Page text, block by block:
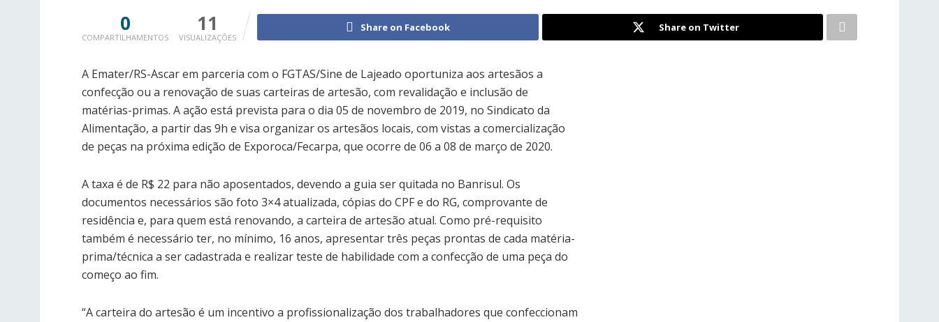
0
COMPARTILHAMENTOS
11
VISUALIZAÇÕES
Share on Facebook Share on Twitter
A Emater/RS-Ascar em parceria com o FGTAS/Sine de Lajeado oportuniza aos artesãos a
confecção ou a renovação de suas carteiras de artesão, com revalidação e inclusão de
matérias-primas. A ação está prevista para o dia 05 de novembro de 2019, no Sindicato da
Alimentação, a partir das 9h e visa organizar os artesãos locais, com vistas a comercialização
de peças na próxima edição de Exporoca/Fecarpa, que ocorre de 06 a 08 de março de 2020.
A taxa é de R$ 22 para não aposentados, devendo a guia ser quitada no Banrisul. Os
documentos necessários são foto 3×4 atualizada, cópias do CPF e do RG, comprovante de
residência e, para quem está renovando, a carteira de artesão atual. Como pré-requisito
também é necessário ter, no mínimo, 16 anos, apresentar três peças prontas de cada matéria-
prima/técnica a ser cadastrada e realizar teste de habilidade com a confecção de uma peça do
começo ao fim.
“A carteira do artesão é um incentivo a profissionalização dos trabalhadores que confeccionam